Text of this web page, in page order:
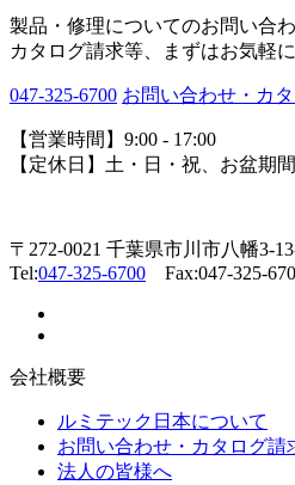
製品・修理についてのお問い合
カタログ請求等、まずはお気軽
047-325-6700 お問い合わせ・カ
【営業時間】9:00 - 17:00
【定休日】土・日・祝、お盆期
〒272-0021 千葉県市川市八幡3-
Tel:047-325-6700 Fax:047-325-
会社概要
ルミテック日本について
お問い合わせ・カタログ請
法人の皆様へ